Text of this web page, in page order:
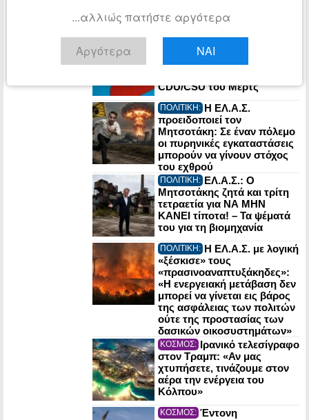
ΚΟΣΜΟΣ: Γερμανία: Η
ακροδεξιά AfD σε ιστορικό
υψηλό 28% – Διευρύνει το
CDU/CSU του Μερτς
ΠΟΛΙΤΙΚΗ: Η ΕΛ.Α.Σ.
προειδοποιεί τον
Μητσοτάκη: Σε έναν πόλεμο
οι πυρηνικές εγκαταστάσεις
μπορούν να γίνουν στόχος
του εχθρού
ΠΟΛΙΤΙΚΗ: ΕΛ.Α.Σ.: Ο
Μητσοτάκης ζητά και τρίτη
τετραετία για ΝΑ ΜΗΝ
ΚΑΝΕΙ τίποτα! – Τα ψέματά
του για τη βιομηχανία
ΠΟΛΙΤΙΚΗ: Η ΕΛ.Α.Σ. με λογική
«ξέσκισε» τους
«πρασινοαναπτυξάκηδες»:
«Η ενεργειακή μετάβαση δεν
μπορεί να γίνεται εις βάρος
της ασφάλειας των πολιτών
ούτε της προστασίας των
δασικών οικοσυστημάτων»
ΚΟΣΜΟΣ: Ιρανικό τελεσίγραφο
στον Τραμπ: «Αν μας
χτυπήσετε, τινάζουμε στον
αέρα την ενέργεια του
Κόλπου»
ΚΟΣΜΟΣ: Έντονη
...αλλιώς πατήστε αργότερα
Αργότερα ΝΑΙ